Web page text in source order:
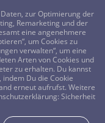
0800-8478266
für Liebe &
zur Optimierung der
Remarketing und der
eine angenehmere
um Cookies zu
verwalten“, um eine
Arten von Cookies und
zu erhalten. Du kannst
Du die Cookie
erneut aufrufst. Weitere
Sicherheit